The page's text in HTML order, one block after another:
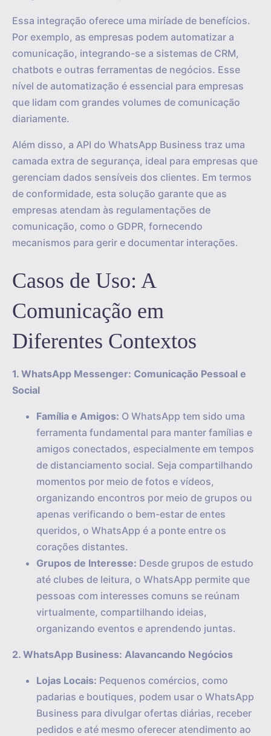
Essa integração oferece uma miríade de benefícios.
Por exemplo, as empresas podem automatizar a
comunicação, integrando-se a sistemas de CRM,
chatbots e outras ferramentas de negócios. Esse
nível de automatização é essencial para empresas
que lidam com grandes volumes de comunicação
diariamente.
Além disso, a API do WhatsApp Business traz uma
camada extra de segurança, ideal para empresas que
gerenciam dados sensíveis dos clientes. Em termos
de conformidade, esta solução garante que as
empresas atendam às regulamentações de
comunicação, como o GDPR, fornecendo
mecanismos para gerir e documentar interações.
Casos de Uso: A
Comunicação em
Diferentes Contextos
1. WhatsApp Messenger: Comunicação Pessoal e
Social
Família e Amigos: O WhatsApp tem sido uma
ferramenta fundamental para manter famílias e
amigos conectados, especialmente em tempos
de distanciamento social. Seja compartilhando
momentos por meio de fotos e vídeos,
organizando encontros por meio de grupos ou
apenas verificando o bem-estar de entes
queridos, o WhatsApp é a ponte entre os
corações distantes.
Grupos de Interesse: Desde grupos de estudo
até clubes de leitura, o WhatsApp permite que
pessoas com interesses comuns se reúnam
virtualmente, compartilhando ideias,
organizando eventos e aprendendo juntas.
2. WhatsApp Business: Alavancando Negócios
Lojas Locais: Pequenos comércios, como
padarias e boutiques, podem usar o WhatsApp
Business para divulgar ofertas diárias, receber
pedidos e até mesmo oferecer atendimento ao